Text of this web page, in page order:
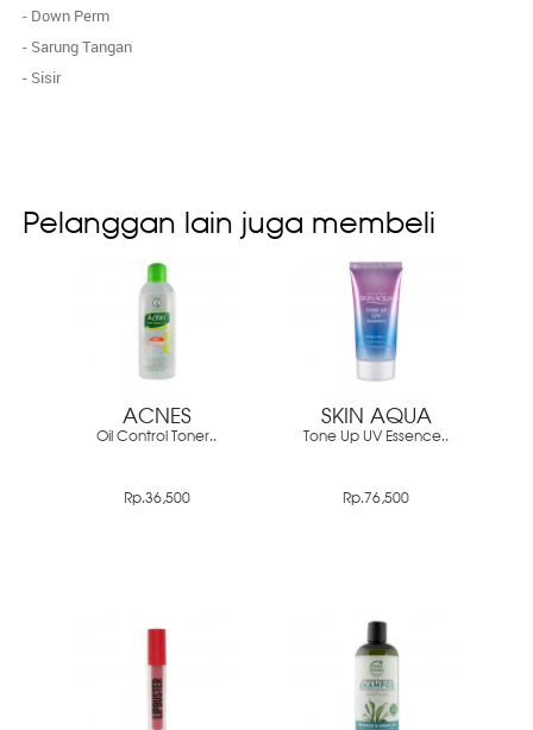
- Down Perm
- Sarung Tangan
- Sisir
Pelanggan lain juga membeli
ACNES
Oil Control Toner..
Rp.36,500
SKIN AQUA
Tone Up UV Essence..
Rp.76,500